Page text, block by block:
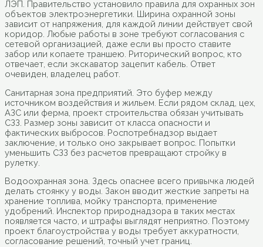
ЛЭП. Правительство установило правила для охранных зон
объектов электроэнергетики. Ширина охранной зоны
зависит от напряжения, для каждой линии действует свой
коридор. Любые работы в зоне требуют согласования с
сетевой организацией, даже если вы просто ставите
забор или копаете траншею. Риторический вопрос, кто
отвечает, если экскаватор зацепит кабель. Ответ
очевиден, владелец работ.
Санитарная зона предприятий. Это буфер между
источником воздействия и жильем. Если рядом склад, цех,
АЗС или ферма, проект строительства обязан учитывать
СЗЗ. Размер зоны зависит от класса опасности и
фактических выбросов. Роспотребнадзор выдает
заключение, и только оно закрывает вопрос. Попытки
уменьшить СЗЗ без расчетов превращают стройку в
рулетку.
Водоохранная зона. Здесь опаснее всего привычка людей
делать стоянку у воды. Закон вводит жесткие запреты на
хранение топлива, мойку транспорта, применение
удобрений. Инспектор природнадзора в таких местах
появляется часто, и штрафы выглядят неприятно. Поэтому
проект благоустройства у воды требует аккуратности,
согласование решений, точный учет границ.